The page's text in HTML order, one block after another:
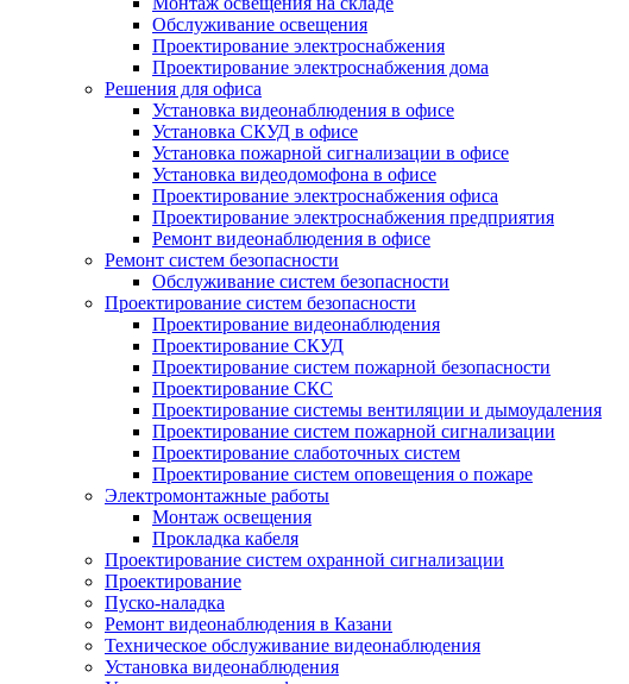
Обслуживание освещения
Проектирование электроснабжения
Проектирование электроснабжения дома
Решения для офиса
Установка видеонаблюдения в офисе
Установка СКУД в офисе
Установка пожарной сигнализации в офисе
Установка видеодомофона в офисе
Проектирование электроснабжения офиса
Проектирование электроснабжения предприятия
Ремонт видеонаблюдения в офисе
Ремонт систем безопасности
Обслуживание систем безопасности
Проектирование систем безопасности
Проектирование видеонаблюдения
Проектирование СКУД
Проектирование систем пожарной безопасности
Проектирование СКС
Проектирование системы вентиляции и дымоудаления
Проектирование систем пожарной сигнализации
Проектирование слаботочных систем
Проектирование систем оповещения о пожаре
Электромонтажные работы
Монтаж освещения
Прокладка кабеля
Проектирование систем охранной сигнализации
Проектирование
Пуско-наладка
Ремонт видеонаблюдения в Казани
Техническое обслуживание видеонаблюдения
Установка видеонаблюдения